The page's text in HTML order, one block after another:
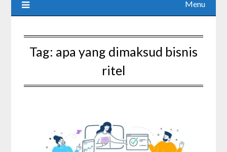
Menu
Tag: apa yang dimaksud bisnis
ritel